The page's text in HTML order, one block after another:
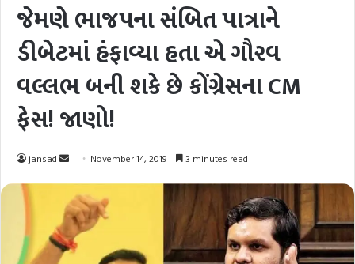
જેમણે ભાજપના સંબિત પાત્રાને
ડીબેટમાં હંફાવ્યા હતા એ ગૌરવ
વલ્લભ બની શકે છે કોંગ્રેસના CM
ફેસ! જાણો!
jansad
Send
email
November 14, 2019 3 minutes read